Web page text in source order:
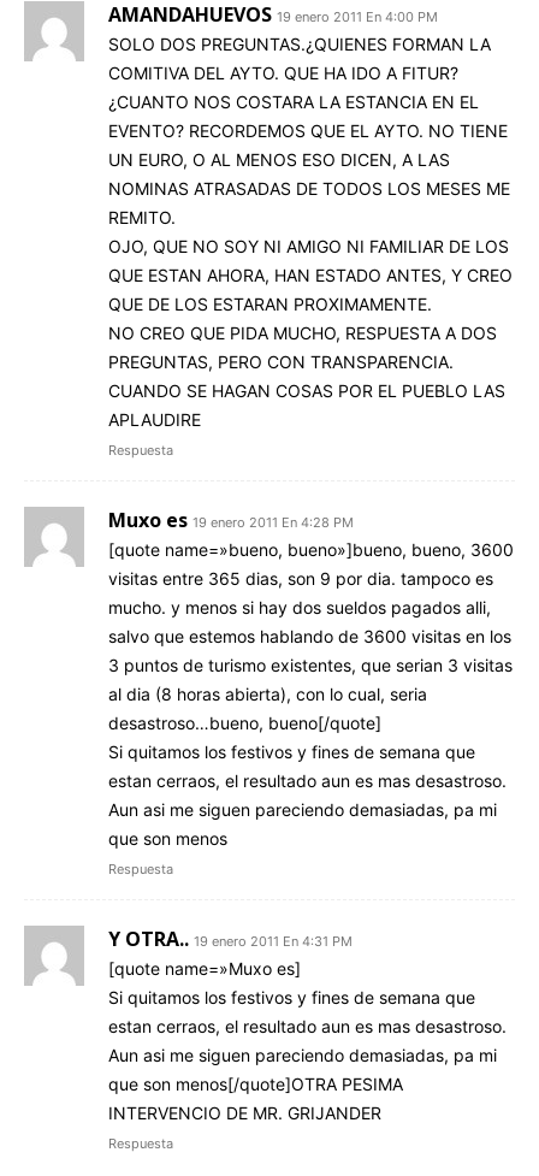
AMANDAHUEVOS 19 enero 2011 En 4:00 PM
SOLO DOS PREGUNTAS.¿QUIENES FORMAN LA
COMITIVA DEL AYTO. QUE HA IDO A FITUR?
¿CUANTO NOS COSTARA LA ESTANCIA EN EL
EVENTO? RECORDEMOS QUE EL AYTO. NO TIENE
UN EURO, O AL MENOS ESO DICEN, A LAS
NOMINAS ATRASADAS DE TODOS LOS MESES ME
REMITO.
OJO, QUE NO SOY NI AMIGO NI FAMILIAR DE LOS
QUE ESTAN AHORA, HAN ESTADO ANTES, Y CREO
QUE DE LOS ESTARAN PROXIMAMENTE.
NO CREO QUE PIDA MUCHO, RESPUESTA A DOS
PREGUNTAS, PERO CON TRANSPARENCIA.
CUANDO SE HAGAN COSAS POR EL PUEBLO LAS
APLAUDIRE
Respuesta
Muxo es 19 enero 2011 En 4:28 PM
[quote name=»bueno, bueno»]bueno, bueno, 3600
visitas entre 365 dias, son 9 por dia. tampoco es
mucho. y menos si hay dos sueldos pagados alli,
salvo que estemos hablando de 3600 visitas en los
3 puntos de turismo existentes, que serian 3 visitas
al dia (8 horas abierta), con lo cual, seria
desastroso…bueno, bueno[/quote]
Si quitamos los festivos y fines de semana que
estan cerraos, el resultado aun es mas desastroso.
Aun asi me siguen pareciendo demasiadas, pa mi
que son menos
Respuesta
Y OTRA.. 19 enero 2011 En 4:31 PM
[quote name=»Muxo es]
Si quitamos los festivos y fines de semana que
estan cerraos, el resultado aun es mas desastroso.
Aun asi me siguen pareciendo demasiadas, pa mi
que son menos[/quote]OTRA PESIMA
INTERVENCIO DE MR. GRIJANDER
Respuesta